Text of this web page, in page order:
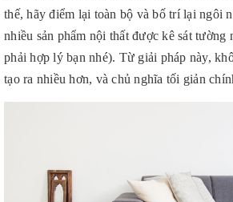
thế, hãy điểm lại toàn bộ và bố trí lại ngôi
nhiều sản phẩm nội thất được kê sát tường
phải hợp lý bạn nhé). Từ giải pháp này,
tạo ra nhiều hơn, và chủ nghĩa tối giản